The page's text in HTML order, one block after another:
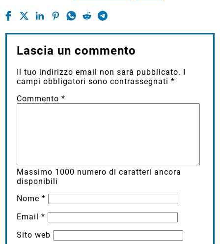
Lascia un commento
Il tuo indirizzo email non sarà pubblicato.
campi obbligatori sono contrassegnati*
Commento*
Massimo 1000 numero di caratteri ancora
disponibili
Nome*
Email*
Sito web